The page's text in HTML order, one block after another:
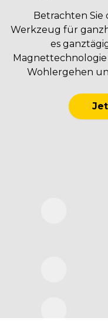
Betrachten Sie
Werkzeug für
es
Wohlergehen